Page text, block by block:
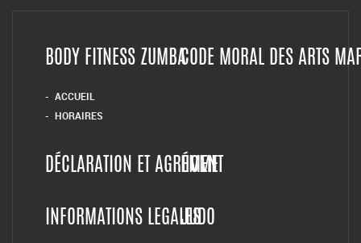
BODY FITNESS ZUMBA
ACCUEIL
HORAIRES
CODE MORAL DES ARTS
DÉCLARATION ET AGRÉMENT
HOME
INFORMATIONS LEGALESJUDO